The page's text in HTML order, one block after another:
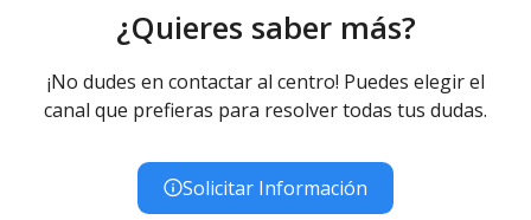
¿Quieres saber más?
¡No dudes en contactar al centro! Puedes elegir el
canal que prefieras para resolver todas tus dudas.
Solicitar Información